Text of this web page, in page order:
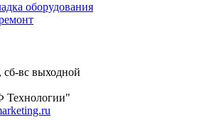
оборудования
, сб-вс выходной
Технологии"